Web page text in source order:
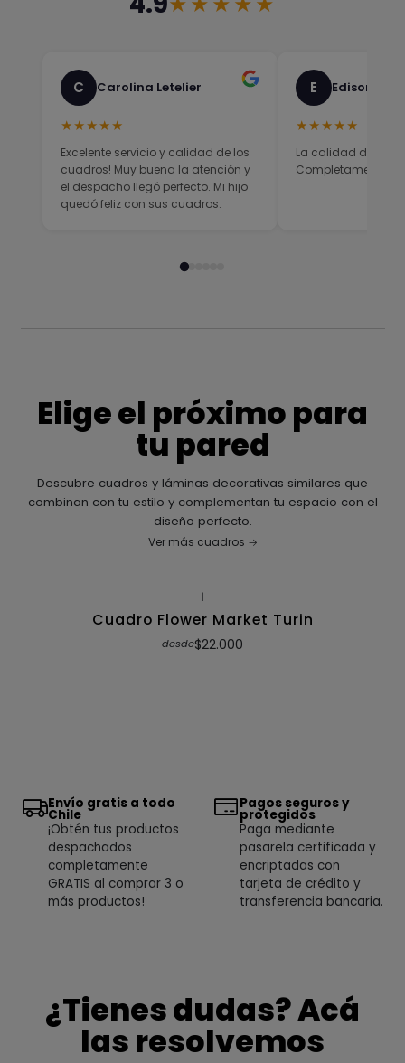
C Carolina Letelier
★★★★★
Excelente servicio y calidad de los
cuadros! Muy buena la atención y
el despacho llegó perfecto. Mi hijo
quedó feliz con sus cuadros.
E Edison
★★★★★
La calidad del
Completamente
Elige el próximo para
tu pared
Descubre cuadros y láminas decorativas similares que
combinan con tu estilo y complementan tu espacio con el
diseño perfecto.
Ver más cuadros
|
Cuadro Flower Market Turin
desde$22.000
Envío gratis a todo
Chile
¡Obtén tus productos
despachados
completamente
GRATIS al comprar 3 o
más productos!
Pagos seguros y
protegidos
Paga mediante
pasarela certificada y
encriptadas con
tarjeta de crédito y
transferencia bancaria.
¿Tienes dudas? Acá
las resolvemos